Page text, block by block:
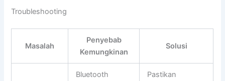
Troubleshooting
Masalah
Penyebab
Kemungkinan
Solusi
Bluetooth
Pastikan